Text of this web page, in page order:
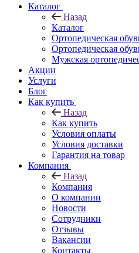
Каталог
Назад
Каталог
Ортопедическая
Ортопедическая
Мужская
Акции
Услуги
Блог
Как купить
Назад
Как купить
Условия оплаты
Условия доставки
Гарантия на товар
Компания
Назад
Компания
О компании
Новости
Сотрудники
Отзывы
Вакансии
Контакты